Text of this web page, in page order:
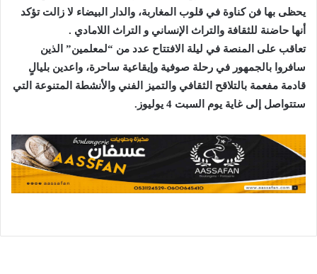
يحظى بها فن كناوة في قلوب المغاربة، والدار البيضاء لا زالت تؤكد
أنها حاضنة للثقافة والتراث الإنساني و التراث اللامادي .
تعاقب على المنصة في ليلة الافتتاح عدد من “لمعلمين” الذين
سافروا بالجمهور في رحلة صوفية وإيقاعية ساحرة، واعدين بليالٍ
قادمة مفعمة بالتلاقح الثقافي والتميز الفني والأنشطة المتنوعة التي
ستتواصل إلى غاية يوم السبت 4 يوليوز.